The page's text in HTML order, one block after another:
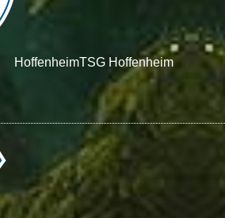
HoffenheimTSG Hoffenheim